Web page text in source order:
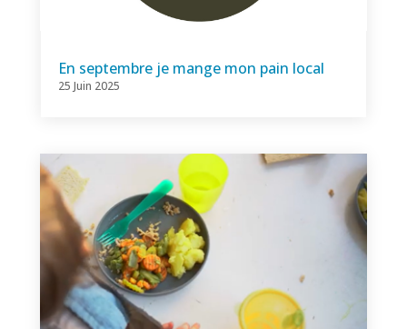
En septembre je mange mon pain local
25 Juin 2025